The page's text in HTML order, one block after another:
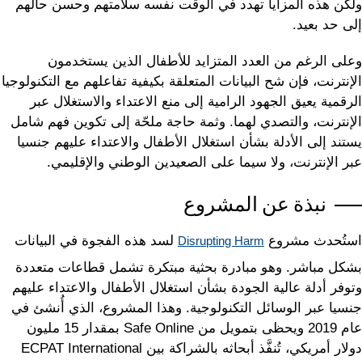
ولكن هذه المزايا تهدد في الوقت نفسه سلامتهم وحسن حالهم
إلى حد بعيد.
وعلى الرغم من العدد المتزايد للأطفال الذين يستخدمون
الإنترنت، فإن شح البيانات المتعلقة بكيفية تفاعلهم مع التكنولوجيا
الرقمية يعيق الجهود الرامية إلى منع الاعتداء والاستغلال عبر
الإنترنت، والتصدي لهما. وثمة حاجة ملحّة إلى تكوين فهم شامل
يستند إلى الأدلة بشأن استغلال الأطفال والاعتداء عليهم جنسيا
عبر الإنترنت، ولا سيما على الصعيدين الوطني والإقليمي.
نبذة عن المشروع
استُحدث مشروع Disrupting Harm لسد هذه الفجوة في البيانات
بشكل مباشر. وهو مبادرة بحثية مبتكرة تشمل قطاعات متعددة
وتوفر أدلة عالية الجودة بشأن استغلال الأطفال والاعتداء عليهم
جنسيا عبر الوسائل التكنولوجية. وهذا المشروع، الذي أُنشئ في
عام 2019 ويحظى بتمويل من Safe Online بمقدار 15 مليون
دولار أمريكي، تُنفَّذ أبحاثه بالشراكة بين ECPAT International